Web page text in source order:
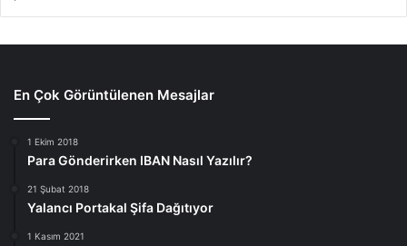
En Çok Görüntülenen Mesajlar
1 Ekim 2018
Para Gönderirken IBAN Nasıl Yazılır?
21 Şubat 2018
Yalancı Portakal Şifa Dağıtıyor
1 Kasım 2021